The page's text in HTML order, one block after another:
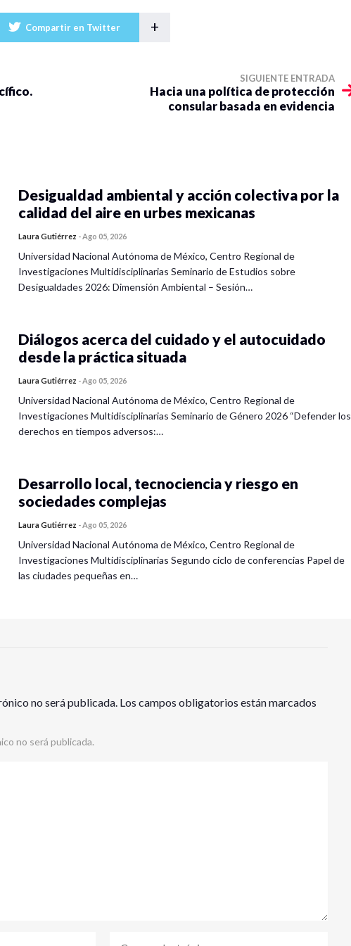
Compartir en Twitter +
SIGUIENTE ENTRADA
Hacia una política de protección
consular basada en evidencia
Desigualdad ambiental y acción colectiva por la
calidad del aire en urbes mexicanas
Laura Gutiérrez -Ago 05, 2026
Universidad Nacional Autónoma de México, Centro Regional de
Investigaciones Multidisciplinarias Seminario de Estudios sobre
Desigualdades 2026: Dimensión Ambiental – Sesión…
Diálogos acerca del cuidado y el autocuidado
desde la práctica situada
Laura Gutiérrez -Ago 05, 2026
Universidad Nacional Autónoma de México, Centro Regional de
Investigaciones Multidisciplinarias Seminario de Género 2026 “Defender los
derechos en tiempos adversos:…
Desarrollo local, tecnociencia y riesgo en
sociedades complejas
Laura Gutiérrez -Ago 05, 2026
Universidad Nacional Autónoma de México, Centro Regional de
Investigaciones Multidisciplinarias Segundo ciclo de conferencias Papel de
las ciudades pequeñas en…
no será publicada. Los campos obligatorios están marcados
no será publicada.